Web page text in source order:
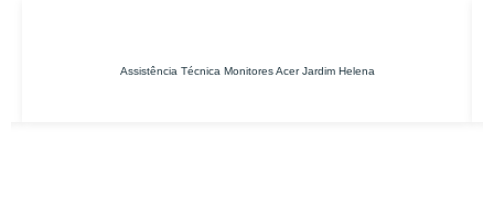
Assistência Técnica Monitores Acer Jardim Helena